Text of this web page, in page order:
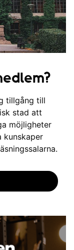
tillgång till
stad att
möjligheter
kunskaper